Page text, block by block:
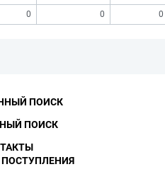
0 0 0
ПОИСК
ПОИСК